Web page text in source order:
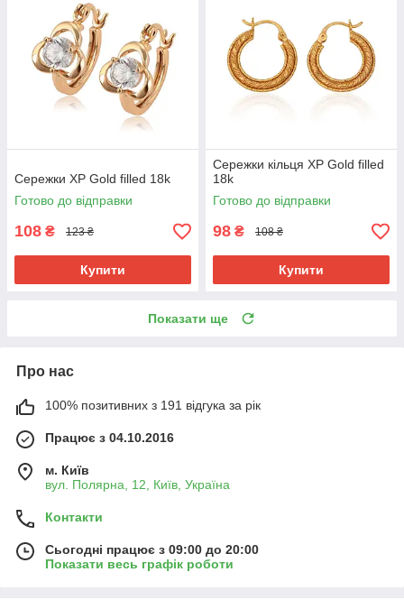
Сережки ХР Gold filled 18k
Готово до відправки
108 ₴ 123 ₴
Купити
Сережки кільця ХР Gold filled
18k
Готово до відправки
98 ₴ 108 ₴
Купити
Показати ще
Про нас
100% позитивних з 191 відгука за рік
Працює з 04.10.2016
м. Київ
вул. Полярна, 12, Київ, Україна
Контакти
Сьогодні працює з 09:00 до 20:00
Показати весь графік роботи